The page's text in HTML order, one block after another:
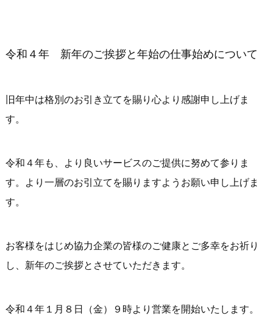
令和４年 新年のご挨拶と年始の仕事始めについて
旧年中は格別のお引き立てを賜り心より感謝申し上げま
す。
令和４年も、より良いサービスのご提供に努めて参りま
す。より一層のお引立てを賜りますようお願い申し上げま
す。
お客様をはじめ協力企業の皆様のご健康とご多幸をお祈り
し、新年のご挨拶とさせていただきます。
令和４年１月８日（金）９時より営業を開始いたします。